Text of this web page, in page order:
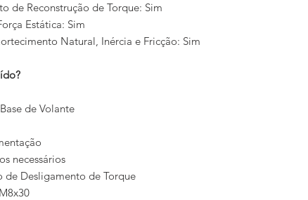
de Reconstrução de Torque: Sim
Estática: Sim
Natural, Inércia e Fricção: Sim
de Volante
necessários
de Desligamento de Torque